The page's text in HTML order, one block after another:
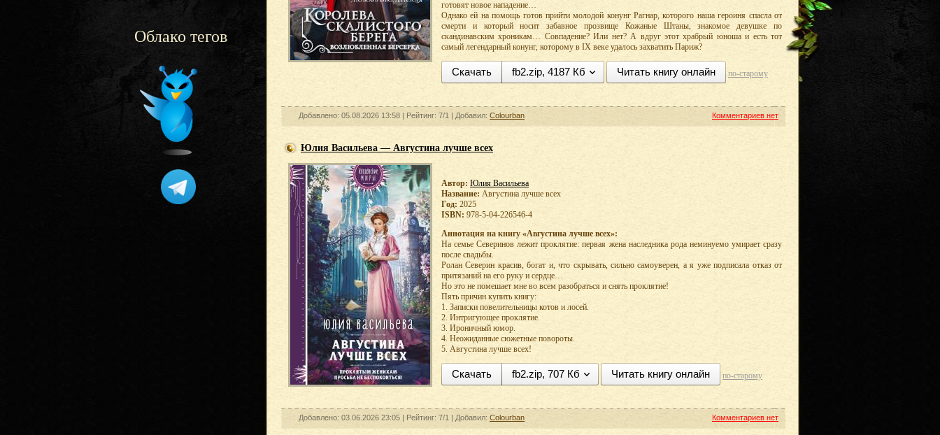
Облако тегов
готовят новое нападение…
Однако ей на помощь готов прийти молодой конунг Рагнар, которого наша героиня спасла от
смерти и который носит забавное прозвище Кожаные Штаны, знакомое девушке по
скандинавским хроникам… Совпадение? Или нет? А вдруг этот храбрый юноша и есть тот
самый легендарный конунг, которому в IX веке удалось захватить Париж?
Скачать fb2.zip, 4187 Кб Читать книгу онлайн по-старому
Добавлено: 05.08.2026 13:58 | Рейтинг: 7/1 | Добавил: Colourban Комментариев нет
Юлия Васильева — Августина лучше всех
Автор: Юлия Васильева
Название: Августина лучше всех
Год: 2025
ISBN: 978-5-04-226546-4
Аннотация на книгу «Августина лучше всех»:
На семье Северинов лежит проклятие: первая жена наследника рода неминуемо умирает сразу
после свадьбы.
Ролан Северин красив, богат и, что скрывать, сильно самоуверен, а я уже подписала отказ от
притязаний на его руку и сердце…
Но это не помешает мне во всем разобраться и снять проклятие!
Пять причин купить книгу:
1. Записки повелительницы котов и лосей.
2. Интригующее проклятие.
3. Ироничный юмор.
4. Неожиданные сюжетные повороты.
5. Августина лучше всех!
Скачать fb2.zip, 707 Кб Читать книгу онлайн по-старому
Добавлено: 03.06.2026 23:05 | Рейтинг: 7/1 | Добавил: Colourban Комментариев нет